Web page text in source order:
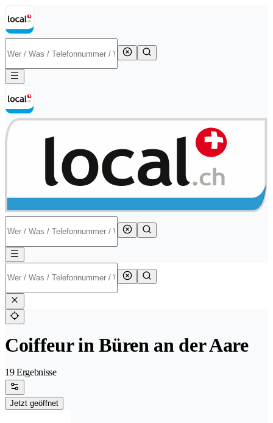
Coiffeur in Büren an der Aare
19 Ergebnisse
Jetzt geöffnet